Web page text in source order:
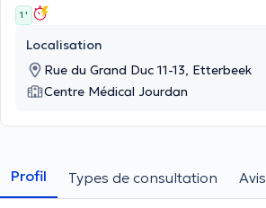
1 '
Localisation
Rue du Grand Duc 11-13, Etterbeek
Centre Médical Jourdan
Profil Types de consultation Avis